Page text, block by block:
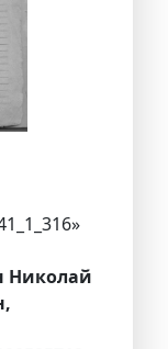
Николай